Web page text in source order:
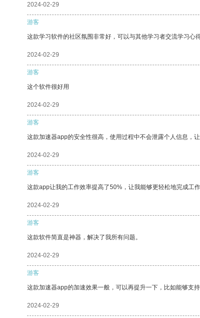
2024-02-29
游客
这款学习软件的社区氛围非常好，可以与其他学习者交流学习心得
2024-02-29
游客
这个软件很好用
2024-02-29
游客
这款加速器app的安全性很高，使用过程中不会泄露个人信息，让
2024-02-29
游客
这款app让我的工作效率提高了50%，让我能够更轻松地完成工
2024-02-29
游客
这款软件简直是神器，解决了我所有问题。
2024-02-29
游客
这款加速器app的加速效果一般，可以再提升一下，比如能够支持
2024-02-29